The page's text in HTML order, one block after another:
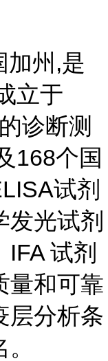
加州,是
立于
诊断测
168个国
试剂
发光试剂
IFA 试剂
量和可靠
层分析条